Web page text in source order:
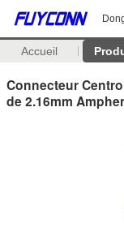
Accueil
Connecteur
de 2.16mm